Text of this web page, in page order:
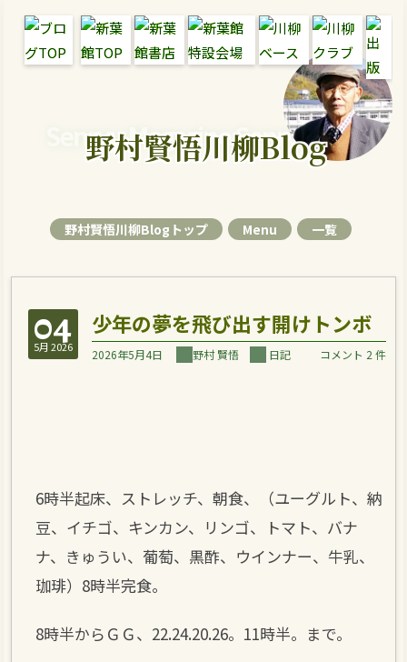
Senryu Magazine Senryu Blog
野村賢悟川柳Blog
野村賢悟川柳Blogトップ Menu 一覧
04
5月 2026
少年の夢を飛び出す開けトンボ
2026年5月4日 野村 賢悟 日記 コメント 2 件
6時半起床、ストレッチ、朝食、（ユーグルト、納
豆、イチゴ、キンカン、リンゴ、トマト、バナ
ナ、きゅうい、葡萄、黒酢、ウインナー、牛乳、
珈琲）8時半完食。
8時半からＧＧ、22.24.20.26。11時半。まで。